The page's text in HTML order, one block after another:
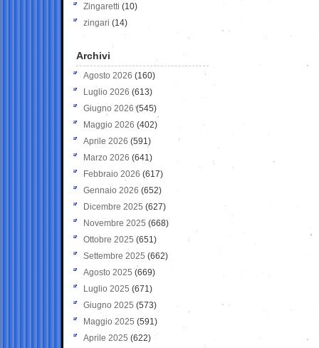
Zingaretti (10)
zingari (14)
Archivi
Agosto 2026 (160)
Luglio 2026 (613)
Giugno 2026 (545)
Maggio 2026 (402)
Aprile 2026 (591)
Marzo 2026 (641)
Febbraio 2026 (617)
Gennaio 2026 (652)
Dicembre 2025 (627)
Novembre 2025 (668)
Ottobre 2025 (651)
Settembre 2025 (662)
Agosto 2025 (669)
Luglio 2025 (671)
Giugno 2025 (573)
Maggio 2025 (591)
Aprile 2025 (622)